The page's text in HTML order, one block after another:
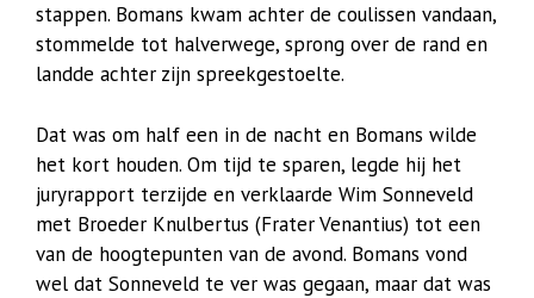
stappen. Bomans kwam achter de coulissen vandaan,
stommelde tot halverwege, sprong over de rand en
landde achter zijn spreekgestoelte.
Dat was om half een in de nacht en Bomans wilde
het kort houden. Om tijd te sparen, legde hij het
juryrapport terzijde en verklaarde Wim Sonneveld
met Broeder Knulbertus (Frater Venantius) tot een
van de hoogtepunten van de avond. Bomans vond
wel dat Sonneveld te ver was gegaan, maar dat was